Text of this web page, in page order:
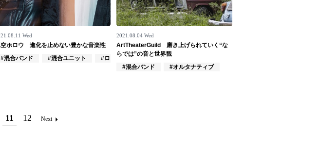
Wed
ホロウ 進化を止めない豊かな音楽性
#混合バンド
#混合ユニット #ロック
2021.08.04 Wed
ArtTheaterGuild 磨き上げられていく“な
らでは”の音と世界観
#混合バンド
#オルタナティブ
11 12 Next